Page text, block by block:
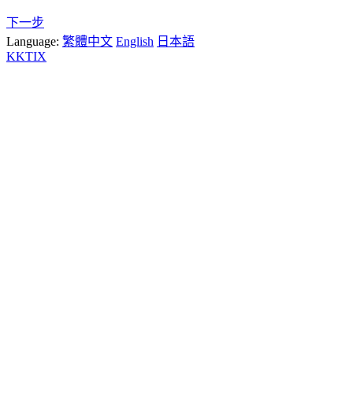
下一步
Language: 繁體中文 English 日本語
KKTIX